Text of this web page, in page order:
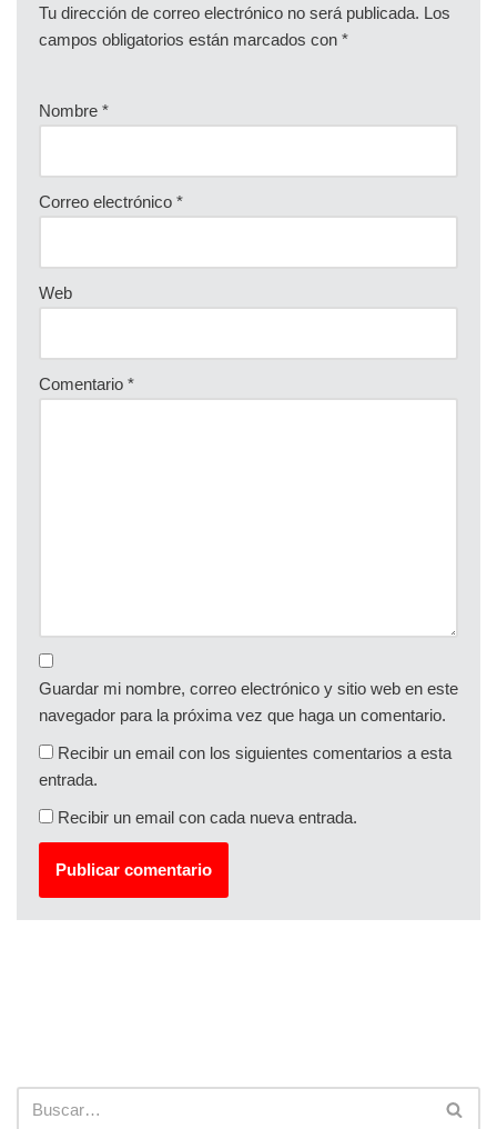
Tu dirección de correo electrónico no será publicada. Los
campos obligatorios están marcados con *
Nombre *
Correo electrónico *
Web
Comentario *
Guardar mi nombre, correo electrónico y sitio web en este
navegador para la próxima vez que haga un comentario.
Recibir un email con los siguientes comentarios a esta
entrada.
Recibir un email con cada nueva entrada.